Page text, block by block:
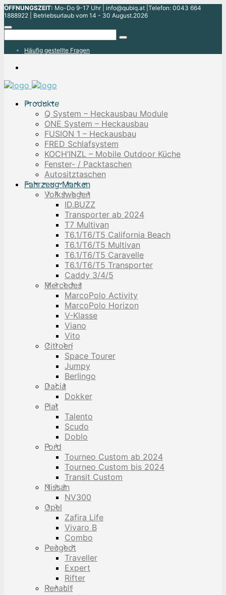
ÖFFNUNGSZEIT: Mo-Do 9-17 Uhr | info@qubiq.at |Telefon: 0043 664
1888922 | Betriebsurlaub vom 14 - 30 August.2026
Häufig gestellte Fragen
Produkte
Q System – Heckausbau Module
ONE System – Heckausbau
FUSION 1 – Heckausbau
FRED Schlafsystem
KOCH’INZL – Mobile Outdoor Küche
Fenster- / Packtaschen
Autositztaschen
Fahrzeug Marken
Volkswagen
ID.BUZZ
Transporter ab 2024
T7 Multivan
T6.1/T6/T5 California Beach
T6.1/T6/T5 Multivan
T6.1/T6/T5 Caravelle
T6.1/T6/T5 Transporter
Caddy 3/4/5
Mercedes
MarcoPolo Activity
MarcoPolo Horizon
V-Klasse
Viano
Vito
Citroen
Space Tourer
Jumpy
Berlingo
Dacia
Dokker
Fiat
Talento
Scudo
Doblo
Ford
Tourneo Custom ab 2024
Tourneo Custom bis 2024
Transit Custom
Nissan
NV300
Opel
Zafira Life
Vivaro B
Combo
Peugeot
Traveller
Expert
Rifter
Renault